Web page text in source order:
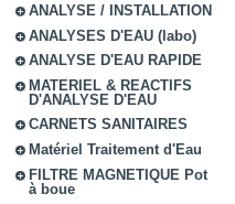
ANALYSE / INSTALLATION
ANALYSES D'EAU (labo)
ANALYSE D'EAU RAPIDE
MATERIEL & REACTIFS
D'ANALYSE D'EAU
CARNETS SANITAIRES
Matériel Traitement d'Eau
FILTRE MAGNETIQUE Pot
à boue